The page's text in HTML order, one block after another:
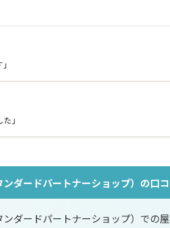
」
ダードパートナーショップ）の口コ
ダードパートナーショップ）での